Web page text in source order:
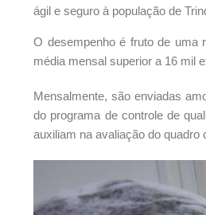
ágil e seguro à população de
O desempenho é fruto de uma
média mensal superior a 16 mil
Mensalmente, são enviadas
do programa de controle de
auxiliam na avaliação do